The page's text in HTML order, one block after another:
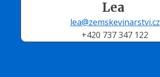
Lea
lea@zemskevinarstvi.cz
+420 737 347 122